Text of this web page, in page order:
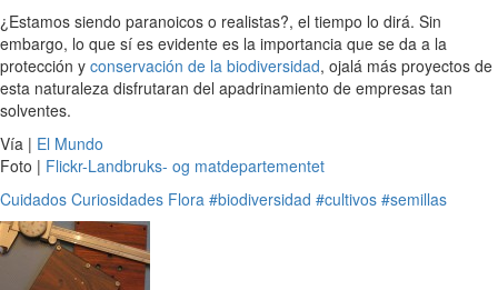
¿Estamos siendo paranoicos o realistas?, el tiempo lo dirá. Sin
embargo, lo que sí es evidente es la importancia que se da a la
protección y conservación de la biodiversidad, ojalá más proyectos de
esta naturaleza disfrutaran del apadrinamiento de empresas tan
solventes.
Vía | El Mundo
Foto | Flickr-Landbruks- og matdepartementet
Cuidados Curiosidades Flora #biodiversidad #cultivos #semillas